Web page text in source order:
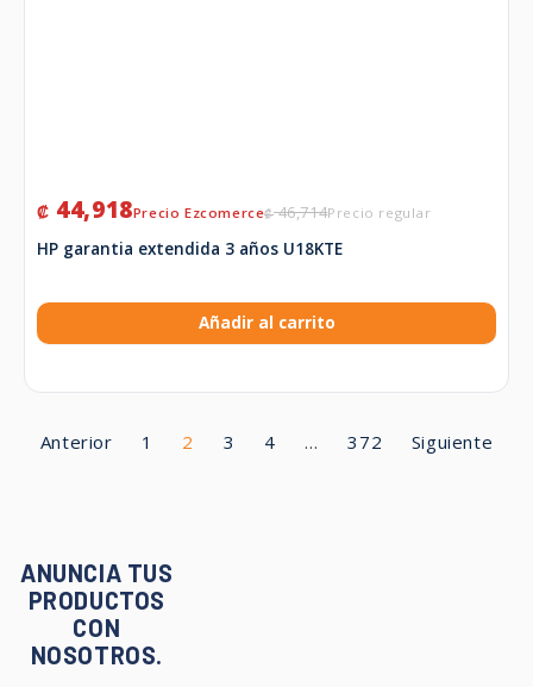
₡46,714
₡ 44,918
HP garantia extendida 3 años U18KTE
Añadir al carrito
Anterior 1 2 3 4 … 372 Siguiente
ANUNCIA TUS
PRODUCTOS
CON
NOSOTROS.